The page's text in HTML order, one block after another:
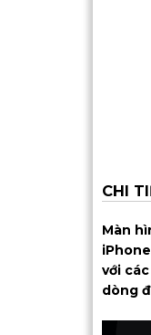
CHI
Màn
với
dòng